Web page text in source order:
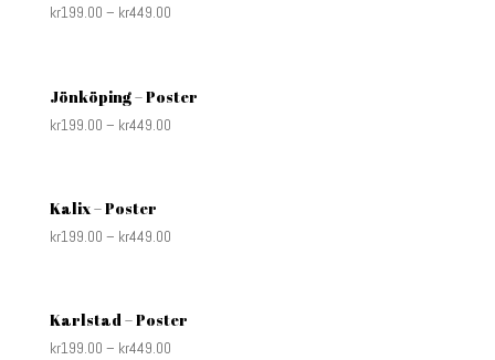
kr199.00 – kr449.00
Jönköping – Poster
kr199.00 – kr449.00
Kalix – Poster
kr199.00 – kr449.00
Karlstad – Poster
kr199.00 – kr449.00